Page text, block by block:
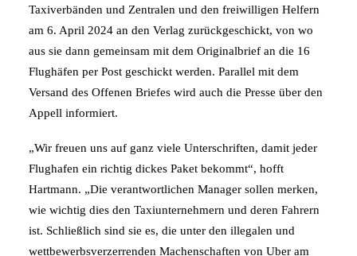
Taxiverbänden und Zentralen und den freiwilligen Helfern
am 6. April 2024 an den Verlag zurückgeschickt, von wo
aus sie dann gemeinsam mit dem Originalbrief an die 16
Flughäfen per Post geschickt werden. Parallel mit dem
Versand des Offenen Briefes wird auch die Presse über den
Appell informiert.
„Wir freuen uns auf ganz viele Unterschriften, damit jeder
Flughafen ein richtig dickes Paket bekommt“, hofft
Hartmann. „Die verantwortlichen Manager sollen merken,
wie wichtig dies den Taxiunternehmern und deren Fahrern
ist. Schließlich sind sie es, die unter den illegalen und
wettbewerbsverzerrenden Machenschaften von Uber am